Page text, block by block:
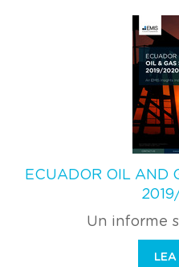
ECUADOR OIL AND
Un informe
LEA